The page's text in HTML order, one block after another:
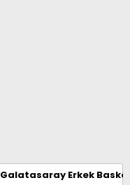
Galatasaray Erkek